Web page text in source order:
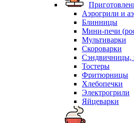
Аэрогрили и
Блинницы
Мини-печи
Мультиварки
Скороварки
Сэндвичницы,
Тостеры
Фритюрницы
Хлебопечки
Электрогрили
Яйцеварки